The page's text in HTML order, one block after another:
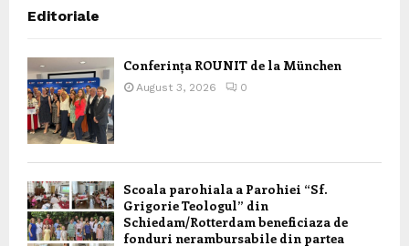
Editoriale
Conferința ROUNIT de la München
August 3, 2026 0
Scoala parohiala a Parohiei “Sf.
Grigorie Teologul” din
Schiedam/Rotterdam beneficiaza de
fonduri nerambursabile din partea